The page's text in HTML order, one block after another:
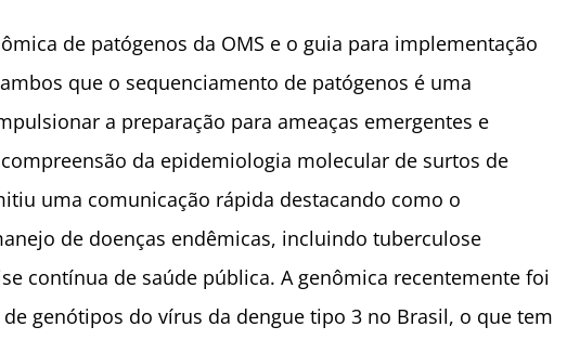
de patógenos da OMS e o guia para implementação
que o sequenciamento de patógenos é uma
a preparação para ameaças emergentes e
da epidemiologia molecular de surtos de
uma comunicação rápida destacando como o
de doenças endêmicas, incluindo tuberculose
contínua de saúde pública. A genômica recentemente foi
genótipos do vírus da dengue tipo 3 no Brasil, o que tem